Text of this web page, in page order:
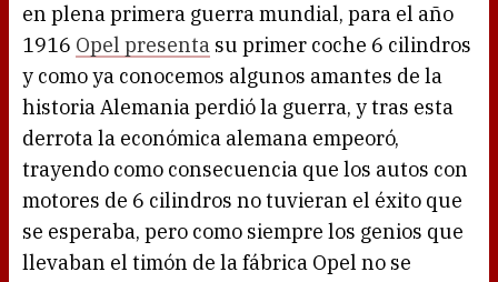
en plena primera guerra mundial, para el año
1916 Opel presenta su primer coche 6 cilindros
y como ya conocemos algunos amantes de la
historia Alemania perdió la guerra, y tras esta
derrota la económica alemana empeoró,
trayendo como consecuencia que los autos con
motores de 6 cilindros no tuvieran el éxito que
se esperaba, pero como siempre los genios que
llevaban el timón de la fábrica Opel no se